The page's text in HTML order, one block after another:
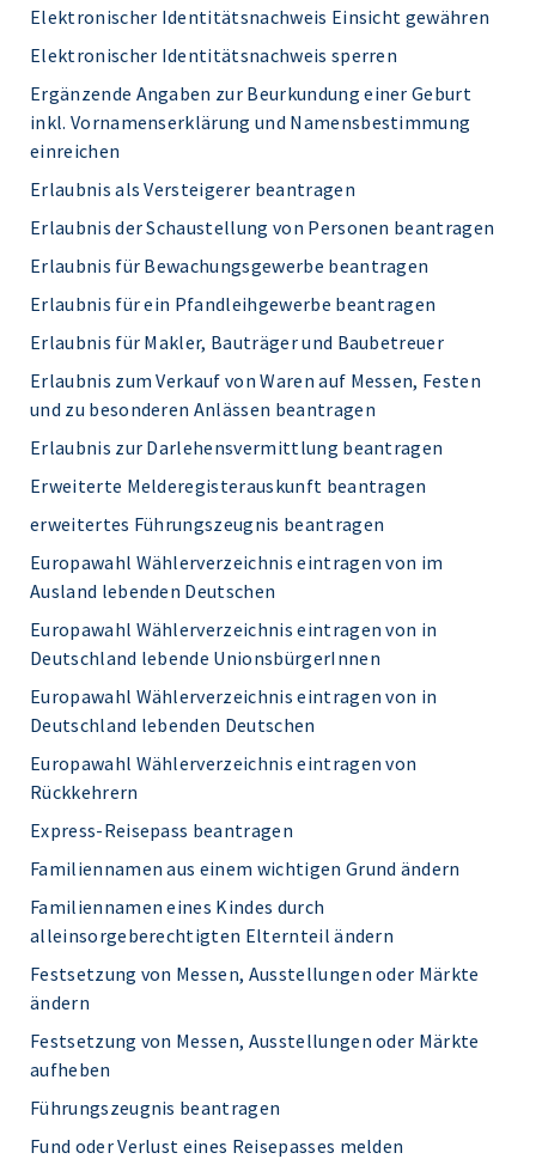
Elektronischer Identitätsnachweis Einsicht gewähren
Elektronischer Identitätsnachweis sperren
Ergänzende Angaben zur Beurkundung einer Geburt
inkl. Vornamenserklärung und Namensbestimmung
einreichen
Erlaubnis als Versteigerer beantragen
Erlaubnis der Schaustellung von Personen beantragen
Erlaubnis für Bewachungsgewerbe beantragen
Erlaubnis für ein Pfandleihgewerbe beantragen
Erlaubnis für Makler, Bauträger und Baubetreuer
Erlaubnis zum Verkauf von Waren auf Messen, Festen
und zu besonderen Anlässen beantragen
Erlaubnis zur Darlehensvermittlung beantragen
Erweiterte Melderegisterauskunft beantragen
erweitertes Führungszeugnis beantragen
Europawahl Wählerverzeichnis eintragen von im
Ausland lebenden Deutschen
Europawahl Wählerverzeichnis eintragen von in
Deutschland lebende UnionsbürgerInnen
Europawahl Wählerverzeichnis eintragen von in
Deutschland lebenden Deutschen
Europawahl Wählerverzeichnis eintragen von
Rückkehrern
Express-Reisepass beantragen
Familiennamen aus einem wichtigen Grund ändern
Familiennamen eines Kindes durch
alleinsorgeberechtigten Elternteil ändern
Festsetzung von Messen, Ausstellungen oder Märkte
ändern
Festsetzung von Messen, Ausstellungen oder Märkte
aufheben
Führungszeugnis beantragen
Fund oder Verlust eines Reisepasses melden